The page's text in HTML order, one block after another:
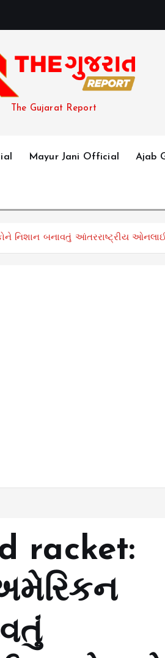
The Gujarat Report
Mayur Jani Official Ajab
નિશાન બનાવતું આંતરરાષ્ટ્રીય
racket: